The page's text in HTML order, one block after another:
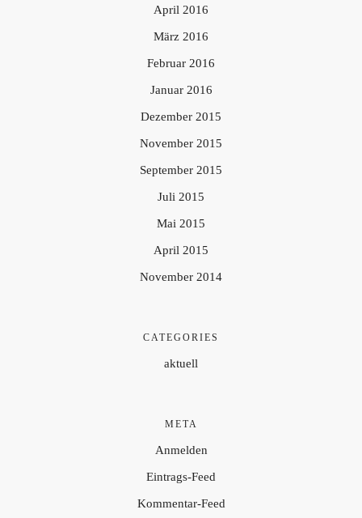
April 2016
März 2016
Februar 2016
Januar 2016
Dezember 2015
November 2015
September 2015
Juli 2015
Mai 2015
April 2015
November 2014
CATEGORIES
aktuell
META
Anmelden
Eintrags-Feed
Kommentar-Feed